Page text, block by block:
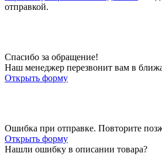
отправкой.
Спасибо за обращение!
Наш менеджер перезвонит вам в
Открыть форму
Ошибка при отправке. Повторите
Открыть форму
Нашли ошибку в описании товара?